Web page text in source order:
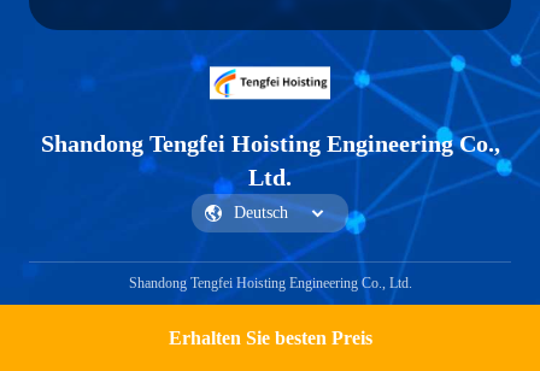
Erhalten Sie besten Preis
Shandong Tengfei Hoisting Engineering Co.,
Ltd.
Shandong Tengfei Hoisting Engineering Co., Ltd.
Get a Quote